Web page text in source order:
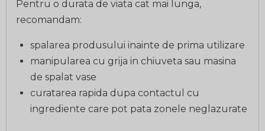
Pentru o durata de viata cat mai lunga,
recomandam:
spalarea produsului inainte de prima utilizare
manipularea cu grija in chiuveta sau masina
de spalat vase
curatarea rapida dupa contactul cu
ingrediente care pot pata zonele neglazurate